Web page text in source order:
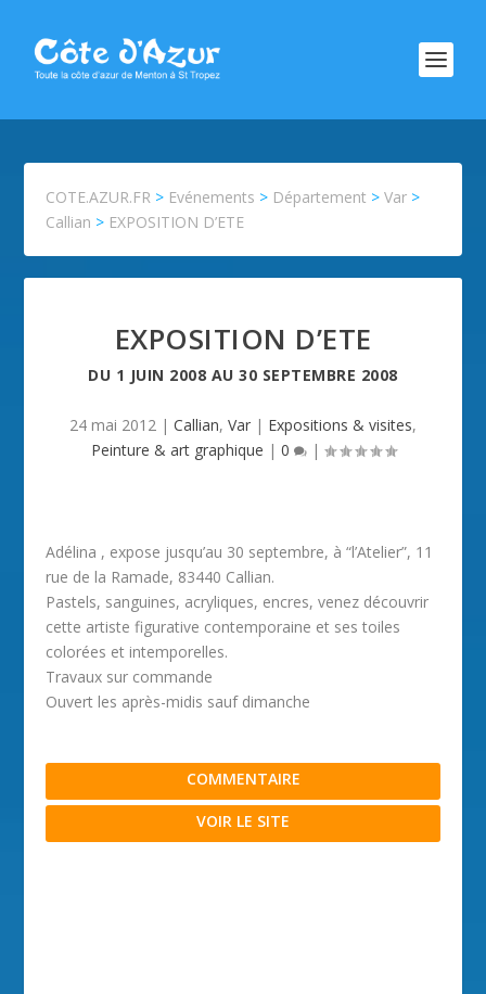
COTE.AZUR.FR > Evénements > Département >Var >
Callian > EXPOSITION D’ETE
EXPOSITION D’ETE
DU 1 JUIN 2008 AU30 SEPTEMBRE 2008
24 mai 2012 | Callian, Var | Expositions & visites,
Peinture & art graphique | 0 |
Adélina , expose jusqu’au 30 septembre, à “l’Atelier”, 11
rue de la Ramade, 83440 Callian.
Pastels, sanguines, acryliques, encres, venez découvrir
cette artiste figurative contemporaine et ses toiles
colorées et intemporelles.
Travaux sur commande
Ouvert les après-midis sauf dimanche
COMMENTAIRE
VOIR LE SITE